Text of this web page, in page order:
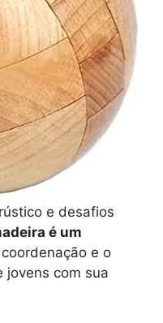
e desafios
é um
e o
jovens com sua